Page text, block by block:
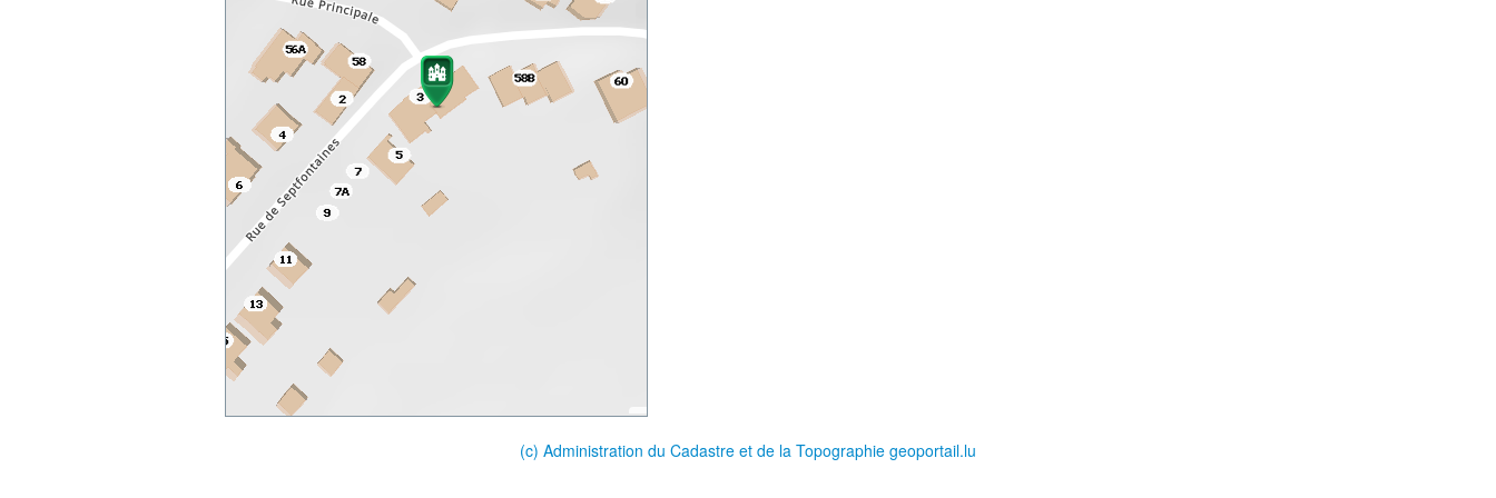
(c) Administration du Cadastre et de la Topographie geoportail.lu